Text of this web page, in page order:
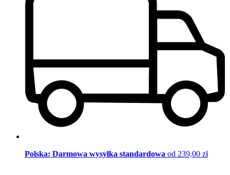
Polska: Darmowa wysyłka standardowa od 239,00 zł